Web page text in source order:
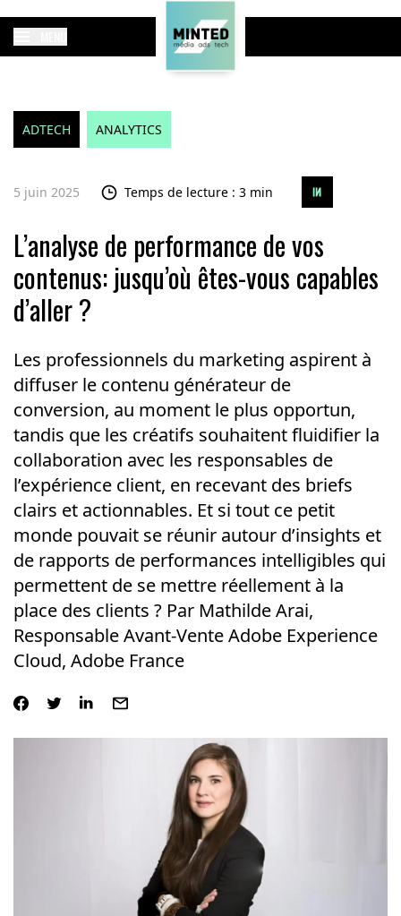
ADTECH ANALYTICS
5 juin 2025 Temps de lecture : 3 min
L’analyse de performance de vos
contenus: jusqu’où êtes-vous capables
d’aller ?
Les professionnels du marketing aspirent à
diffuser le contenu générateur de
conversion, au moment le plus opportun,
tandis que les créatifs souhaitent fluidifier la
collaboration avec les responsables de
l’expérience client, en recevant des briefs
clairs et actionnables. Et si tout ce petit
monde pouvait se réunir autour d’insights et
de rapports de performances intelligibles qui
permettent de se mettre réellement à la
place des clients ? Par Mathilde Arai,
Responsable Avant-Vente Adobe Experience
Cloud, Adobe France